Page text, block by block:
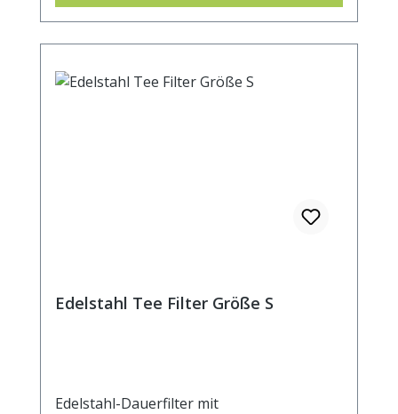
Edelstahl Tee Filter Größe S
Edelstahl-Dauerfilter mit